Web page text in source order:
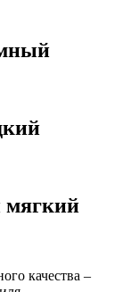
мягкий
качества –